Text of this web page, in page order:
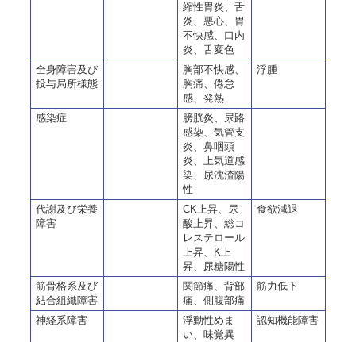
縮性胃炎、舌
炎、悪心、胃
不快感、口内
炎、舌変色
全身障害及び
投与局所様態
胸部不快感、
胸痛、倦怠
感、発熱
浮腫
感染症
膀胱炎、尿路
感染、気管支
炎、鼻咽頭
炎、上気道感
染、尿沈渣陽
性
代謝及び栄養
障害
CK上昇、尿
酸上昇、総コ
レステロール
上昇、K上
昇、尿糖陽性
食欲減退
筋骨格系及び
結合組織障害
関節痛、背部
痛、側腹部痛
筋力低下
神経系障害
浮動性めま
い、味覚異
認知機能障害